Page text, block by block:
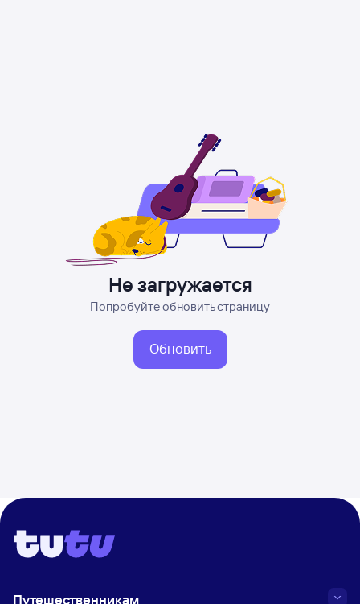
Не загружается
Попробуйте обновить страницу
Обновить
Путешественникам